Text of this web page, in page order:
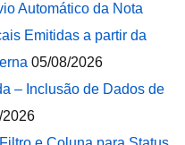
Automático da Nota
Emitidas a partir da
05/08/2026
– Inclusão de Dados de
2026